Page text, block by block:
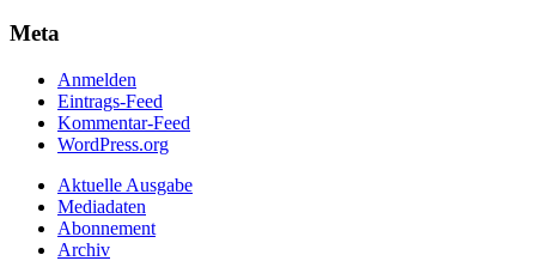
Meta
Anmelden
Eintrags-Feed
Kommentar-Feed
WordPress.org
Aktuelle Ausgabe
Mediadaten
Abonnement
Archiv